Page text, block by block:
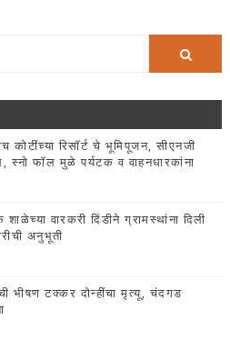
कोटींच्या रिसॉर्ट चे भूमिपूजन, सीएनजी
स्नो फॉल मुळे पर्यटक व वाहनधारकांना
शाळेच्या वारकरी दिंडीने ग्रामस्थांना दिली
अनुभूती
भीषण टक्कर दोन्हींचा मृत्यू, चंदगड